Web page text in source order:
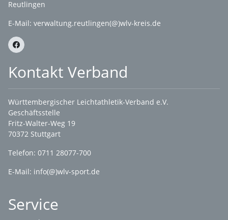
Reutlingen
E-Mail: verwaltung.reutlingen(@)wlv-kreis.de
Kontakt Verband
Württembergischer Leichtathletik-Verband e.V.
Geschäftsstelle
Fritz-Walter-Weg 19
70372 Stuttgart
Telefon: 0711 28077-700
E-Mail: info(@)wlv-sport.de
Service